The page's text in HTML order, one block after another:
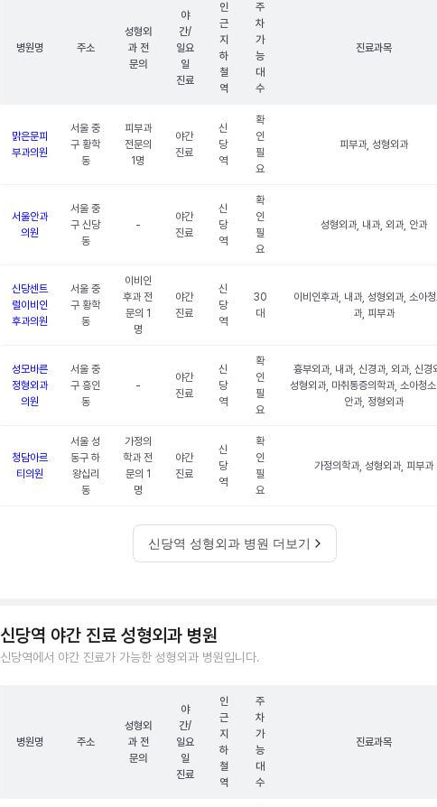
병원명 주소
성형외
과 전
문의
야
간/
일요
일
진료
인
근
지
하
철
역
주
차
가
능
대
수
진료과목
맑은문피
부과의원
서울 중
구 황학
동
피부과
전문의
1명
야간
진료
신
당
역
확
인
필
요
피부과, 성형외과
서울안과
의원
서울 중
구 신당
동
-
야간
진료
신
당
역
확
인
필
요
성형외과, 내과, 외과, 안과
신당센트
럴이비인
후과의원
서울 중
구 황학
동
이비인
후과 전
문의 1
명
야간
진료
신
당
역
30
대
이비인후과, 내과, 성형외과, 소아
과, 피부과
성모바른
정형외과
의원
서울 중
구 흥인
동
-
야간
진료
신
당
역
확
인
필
요
흉부외과, 내과, 신경과, 외과, 신경
성형외과, 마취통증의학과, 소아청
안과, 정형외과
청담아르
티의원
서울 성
동구 하
왕십리
동
가정의
학과 전
문의 1
명
야간
진료
신
당
역
확
인
필
요
가정의학과, 성형외과, 피부과
신당역 성형외과 병원 더보기
신당역 야간 진료 성형외과 병원
신당역에서 야간 진료가 가능한 성형외과 병원입니다.
병원명 주소
성형외
과 전
문의
야
간/
일요
일
진료
인
근
지
하
철
역
주
차
가
능
대
수
진료과목